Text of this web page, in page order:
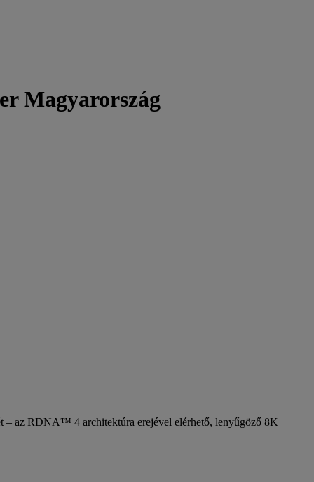
Magyarország
– az RDNA™ 4 architektúra erejével elérhető, lenyűgöző 8K